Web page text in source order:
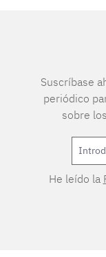
Suscríbase
periódico
sobre
He leído la